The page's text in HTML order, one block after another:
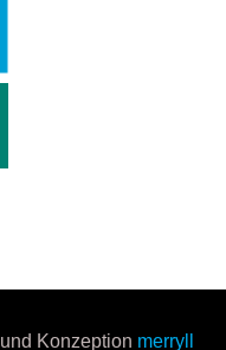
und Konzeption merryll